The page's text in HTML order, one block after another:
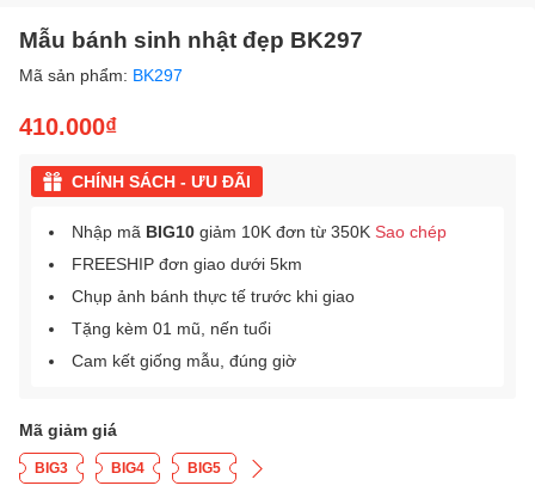
Mẫu bánh sinh nhật đẹp BK297
Mã sản phẩm: BK297
410.000₫
CHÍNH SÁCH - ƯU ĐÃI
Nhập mã BIG10 giảm 10K đơn từ 350K Sao chép
FREESHIP đơn giao dưới 5km
Chụp ảnh bánh thực tế trước khi giao
Tặng kèm 01 mũ, nến tuổi
Cam kết giống mẫu, đúng giờ
Mã giảm giá
BIG3 BIG4 BIG5